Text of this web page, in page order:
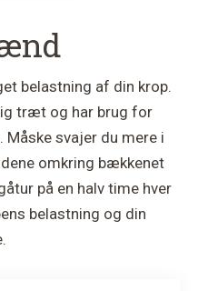
belastning af din krop.
træt og har brug for
svajer du mere i
omkring bækkenet
på en halv time hver
belastning og din